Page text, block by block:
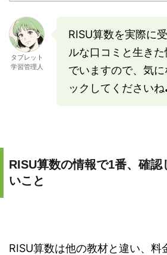
タブレット
学習管理人
RISU算数を実際に
ルな口コミと生き
でいますので、気
ックしてください
RISU算数の情報で1番、確
いこと
RISU算数は他の教材と違い、料